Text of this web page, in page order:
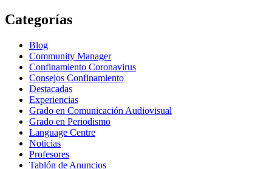
Categorías
Blog
Community Manager
Confinamiento Coronavirus
Consejos Confinamiento
Destacadas
Experiencias
Grado en Comunicación Audiovisual
Grado en Periodismo
Language Centre
Noticias
Profesores
Tablón de Anuncios